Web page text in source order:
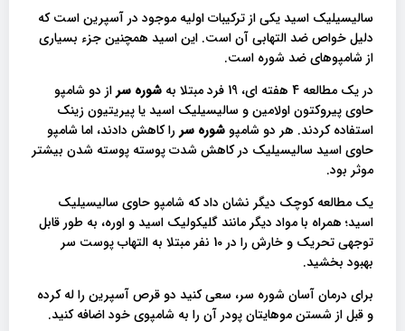
سالیسیلیک اسید یکی از ترکیبات اولیه موجود در آسپرین است که
دلیل خواص ضد التهابی آن است. این اسید همچنین جزء بسیاری
از شامپوهای ضد شوره است.
در یک مطالعه 4 هفته ای، 19 فرد مبتلا به
شوره سر از دو شامپو
حاوی پیروکتون اولامین و سالیسیلیک اسید یا پیریتیون زینک
استفاده کردند. هر دو شامپو شوره سر را کاهش دادند، اما شامپو
حاوی اسید سالیسیلیک در کاهش شدت پوسته پوسته شدن بیشتر
موثر بود.
یک مطالعه کوچک دیگر نشان داد که شامپو حاوی سالیسیلیک
اسید؛ همراه با مواد دیگر مانند گلیکولیک اسید و اوره، به طور قابل
توجهی تحریک و خارش را در 10 نفر مبتلا به التهاب پوست سر
بهبود بخشید.
برای درمان آسان شوره سر، سعی کنید دو قرص آسپرین را له کرده
و قبل از شستن موهایتان پودر آن را به شامپوی خود اضافه کنید.